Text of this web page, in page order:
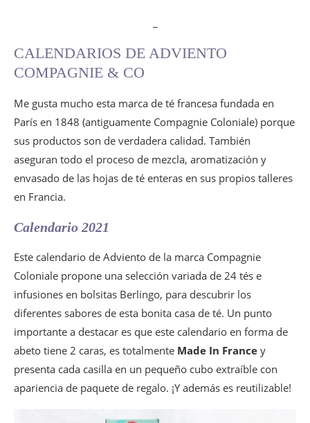
CALENDARIOS DE ADVIENTO
COMPAGNIE & CO
Me gusta mucho esta marca de té francesa fundada en
París en 1848 (antiguamente Compagnie Coloniale) porque
sus productos son de verdadera calidad. También
aseguran todo el proceso de mezcla, aromatización y
envasado de las hojas de té enteras en sus propios talleres
en Francia.
Calendario 2021
Este calendario de Adviento de la marca Compagnie
Coloniale propone una selección variada de 24 tés e
infusiones en bolsitas Berlingo, para descubrir los
diferentes sabores de esta bonita casa de té. Un punto
importante a destacar es que este calendario en forma de
abeto tiene 2 caras, es totalmente Made In France y
presenta cada casilla en un pequeño cubo extraíble con
apariencia de paquete de regalo. ¡Y además es reutilizable!